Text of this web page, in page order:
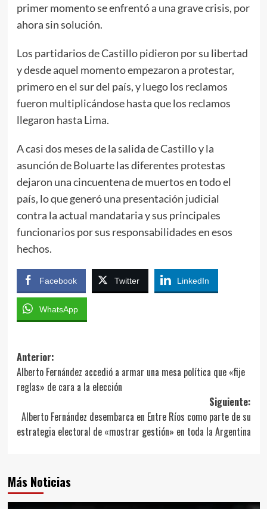
primer momento se enfrentó a una grave crisis, por
ahora sin solución.
Los partidarios de Castillo pidieron por su libertad
y desde aquel momento empezaron a protestar,
primero en el sur del país, y luego los reclamos
fueron multiplicándose hasta que los reclamos
llegaron hasta Lima.
A casi dos meses de la salida de Castillo y la
asunción de Boluarte las diferentes protestas
dejaron una cincuentena de muertos en todo el
país, lo que generó una presentación judicial
contra la actual mandataria y sus principales
funcionarios por sus responsabilidades en esos
hechos.
Facebook Twitter LinkedIn
WhatsApp
Navegación
de
entradas
Anterior:
Alberto Fernández accedió a armar una mesa política que «fije
reglas» de cara a la elección
Siguiente:
Alberto Fernández desembarca en Entre Ríos como parte de su
estrategia electoral de «mostrar gestión» en toda la Argentina
Más Noticias